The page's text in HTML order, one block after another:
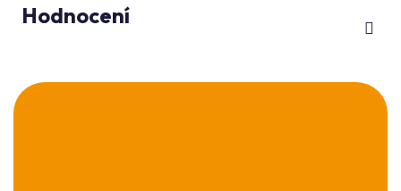
Hodnocení
Z
á